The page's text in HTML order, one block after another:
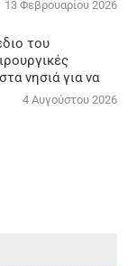
13 Φεβρουαρίου 2026
του
νησιά για να
4 Αυγούστου 2026